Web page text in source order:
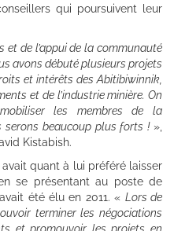
qui poursuivent leur
et de l’appui de la communauté
avons débuté plusieurs projets
et intérêts des Abitibiwinnik,
et de l’industrie minière. On
les membres de la
serons beaucoup plus forts ! »,
Kistabish.
avait quant à lui préféré laisser
se présentant au poste de
été élu en 2011. « Lors de
terminer les négociations
et promouvoir les projets en